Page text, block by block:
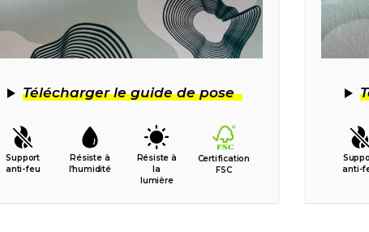
Télécharger le guide de pose
Support
anti-feu
Résiste à
l’humidité
Résiste à
la
lumière
Certification
FSC
anti-